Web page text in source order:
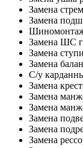
Замена
Замена
Шиномонтаж
Замена ШС
Замена
Замена
С/у
Замена
Замена
Замена
Замена
Замена
Замена